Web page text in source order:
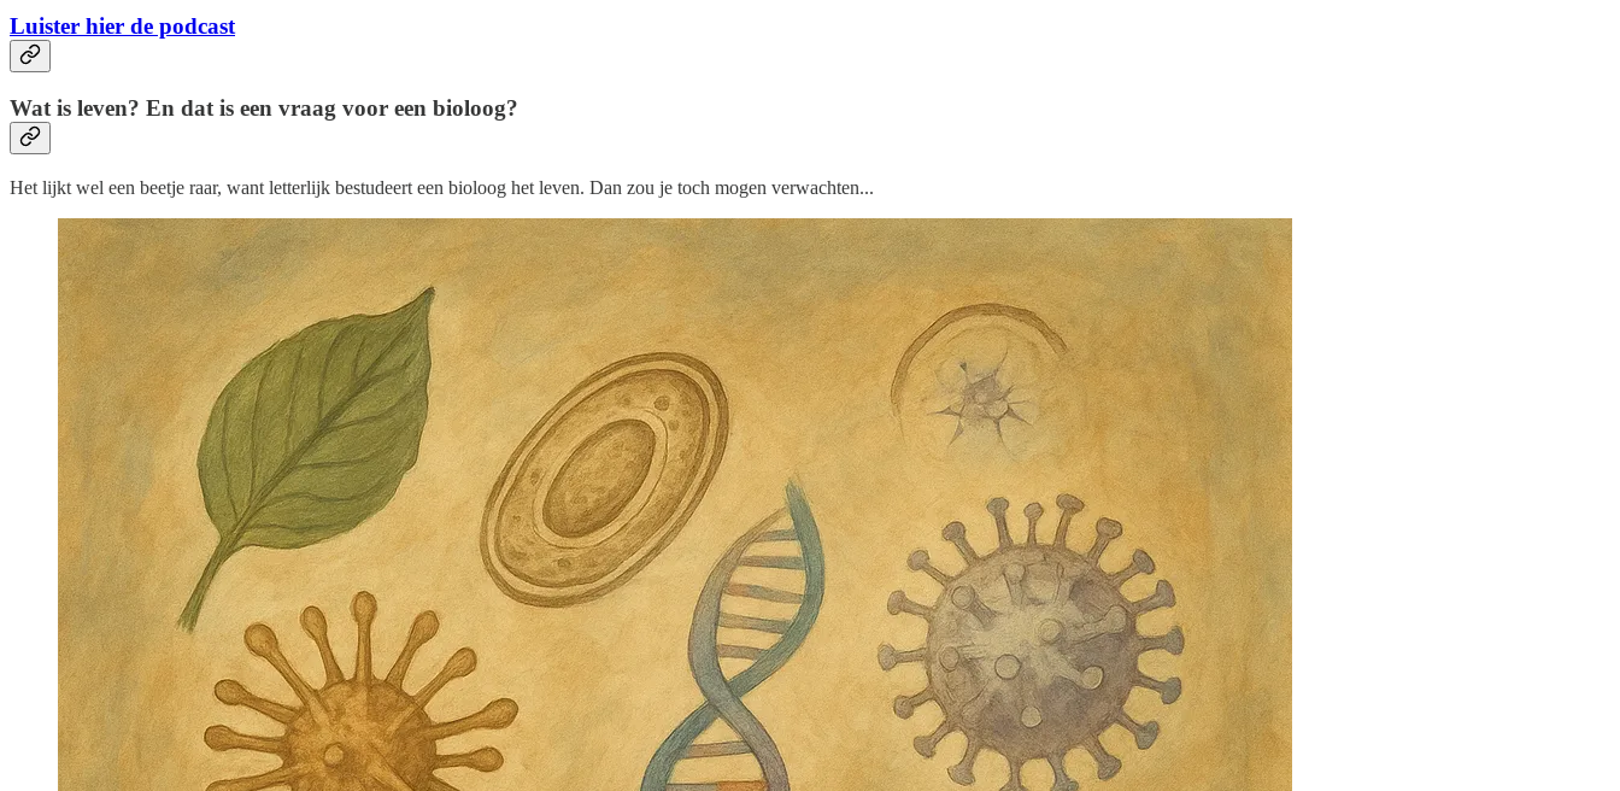
Luister hier de podcast
Wat is leven? En dat is een vraag voor een bioloog?
Het lijkt wel een beetje raar, want letterlijk bestudeert een bioloog het leven. Dan zou je toch mogen verwachten...